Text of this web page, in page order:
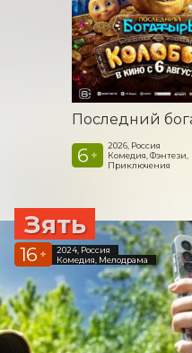
6 +
2026, Россия
Комедия, Фэнтези,
Приключения
Зять
16 +
2024, Россия
Комедия, Мелодрама